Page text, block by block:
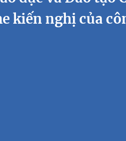
kiến nghị của